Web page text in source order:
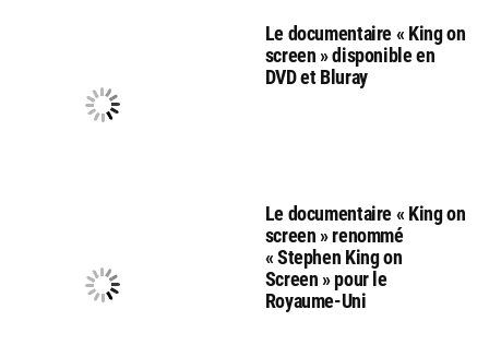
Le documentaire « King on
screen » disponible en
DVD et Bluray
Le documentaire « King on
screen » renommé
« Stephen King on
Screen » pour le
Royaume-Uni